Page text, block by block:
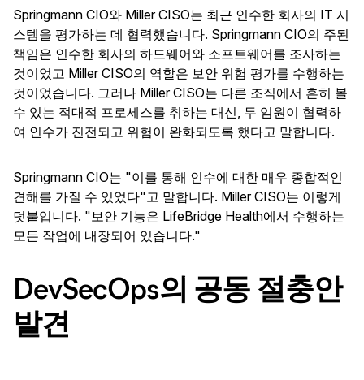
Springmann CIO와 Miller CISO는 최근 인수한 회사의 IT 시
스템을 평가하는 데 협력했습니다. Springmann CIO의 주된
책임은 인수한 회사의 하드웨어와 소프트웨어를 조사하는
것이었고 Miller CISO의 역할은 보안 위험 평가를 수행하는
것이었습니다. 그러나 Miller CISO는 다른 조직에서 흔히 볼
수 있는 적대적 프로세스를 취하는 대신, 두 임원이 협력하
여 인수가 진전되고 위험이 완화되도록 했다고 말합니다.
Springmann CIO는 "이를 통해 인수에 대한 매우 종합적인
견해를 가질 수 있었다"고 말합니다. Miller CISO는 이렇게
덧붙입니다. "보안 기능은 LifeBridge Health에서 수행하는
모든 작업에 내장되어 있습니다."
DevSecOps의 공동 절충안
발견